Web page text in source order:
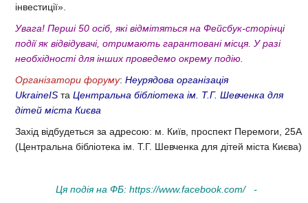
інвестиції».
Увага! Перші 50 осіб, які відмітяться на Фейсбук-сторінці
події як відвідувачі, отримають гарантовані місця. У разі
необхідності для інших проведемо окрему подію.
Організатори форуму: Неурядова організація
UkraineIS та Центральна бібліотека ім. Т.Г. Шевченка для
дітей міста Києва
Захід відбудеться за адресою: м. Київ, проспект Перемоги, 25А
(Центральна бібліотека ім. Т.Г. Шевченка для дітей міста Києва)
Ця подія на ФБ: https://www.facebook.com/-